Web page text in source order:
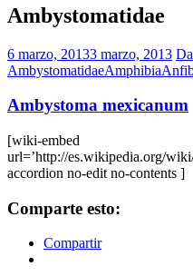
Ambystomatidae
6 marzo, 20133 marzo, 2013
AmbystomatidaeAmphibia
Ambystoma mexicanum
[wiki-embed
url=’http://es.wikipedia.org/
accordion no-edit no-contents ]
Comparte esto:
Compartir